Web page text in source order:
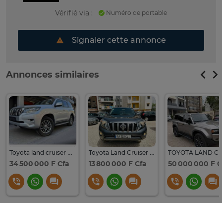
Vérifié via : Numéro de portable
Signaler cette annonce
Annonces similaires
Toyota land cruiser prado
34 500 000 F Cfa
Toyota Land Cruiser Prado 60th
13 800 000 F Cfa 50 000 000 F